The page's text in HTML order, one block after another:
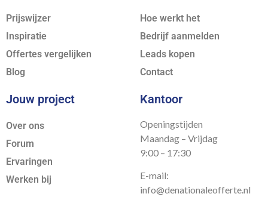
Prijswijzer
Inspiratie
Offertes vergelijken
Blog
Hoe werkt het
Bedrijf aanmelden
Leads kopen
Contact
Jouw project
Over ons
Forum
Ervaringen
Werken bij
Kantoor
Openingstijden
Maandag – Vrijdag
9:00 – 17:30
E-mail:
info@denationaleofferte.nl